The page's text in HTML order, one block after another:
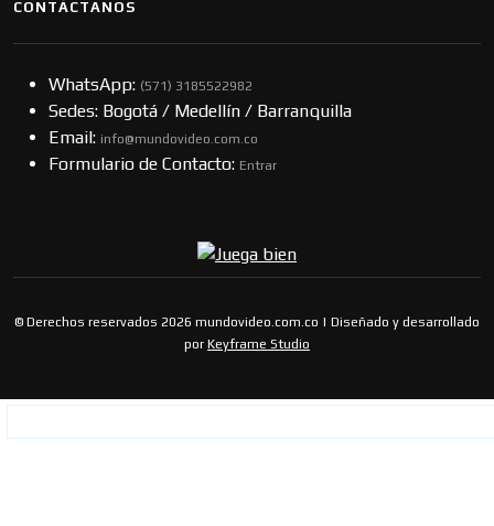
CONTÁCTANOS
WhatsApp: (57​​1) 3185522982
Sedes: Bogotá / Medellín / Barranquilla
Email: info@mundovideo.com.co
Formulario de Contacto: Entrar
© Derechos reservados 2026 mundovideo.com.co | Diseñado y desarrollado
por Keyframe Studio